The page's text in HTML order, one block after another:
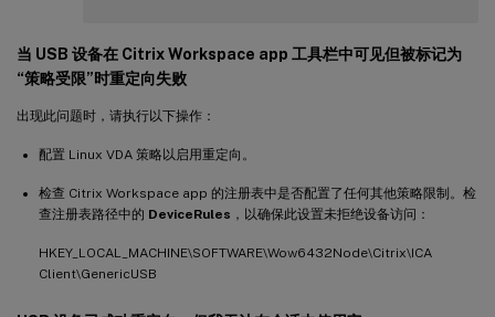
当 USB 设备在 Citrix Workspace app 工具栏中可见但被标记为
“策略受限”时重定向失败
出现此问题时，请执行以下操作：
配置 Linux VDA 策略以启用重定向。
检查 Citrix Workspace app 的注册表中是否配置了任何其他策略限制。检
查注册表路径中的 DeviceRules ，以确保此设置未拒绝设备访问：
HKEY_LOCAL_MACHINE\SOFTWARE\Wow6432Node\Citrix\ICA
Client\GenericUSB